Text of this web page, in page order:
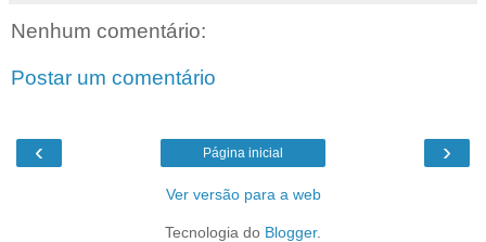
Nenhum comentário:
Postar um comentário
‹ ›
Página inicial
Ver versão para a web
Tecnologia do Blogger.